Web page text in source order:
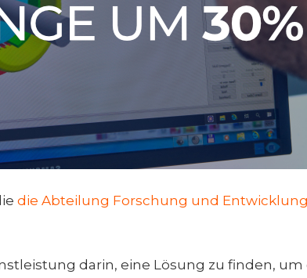
die Abteilung Forschung und
darin, eine Lösung zu finden,